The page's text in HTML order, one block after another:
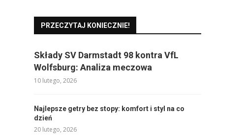
PRZECZYTAJ KONIECZNIE!
Składy SV Darmstadt 98 kontra VfL
Wolfsburg: Analiza meczowa
10 lutego, 2026
Najlepsze getry bez stopy: komfort i styl na co
dzień
20 lutego, 2026